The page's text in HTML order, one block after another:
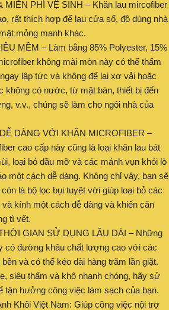
MIỄN PHÍ VỆ SINH – Khăn lau mircofiber
rất thích hợp để lau cửa sổ, đồ dùng nhà
mỏng manh khác.
MỀM – Làm bằng 85% Polyester, 15%
không mài mòn này có thể thấm
lập tức và không để lại xơ vải hoặc
không có nước, từ mặt bàn, thiết bị đến
v.v., chúng sẽ làm cho ngôi nhà của
DÀNG VỚI KHĂN MICROFIBER –
cao cấp này cũng là loại khăn lau bát
loại bỏ dầu mỡ và các mảnh vụn khỏi lò
một cách dễ dàng. Không chỉ vậy, bạn sẽ
là bộ lọc bụi tuyệt vời giúp loại bỏ các
kính một cách dễ dàng và khiến căn
tì vết.
GIAN SỬ DỤNG LÂU DÀI – Những
có đường khâu chất lượng cao với các
và có thể kéo dài hàng trăm lần giặt.
siêu thấm và khô nhanh chóng, hãy sử
tận hưởng công việc làm sạch của bạn.
Khôi Việt Nam: Giúp công việc nội trợ